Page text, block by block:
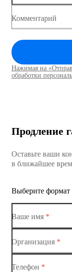
Комментарий
Нажимая на
обработки
Продление
Оставьте ваши
в ближайшее
Выберите формат
Ethernet-
Ваше имя *
Организация *
Телефон *